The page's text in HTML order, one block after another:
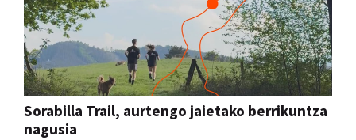
Sorabilla Trail, aurtengo jaietako berrikuntza
nagusia